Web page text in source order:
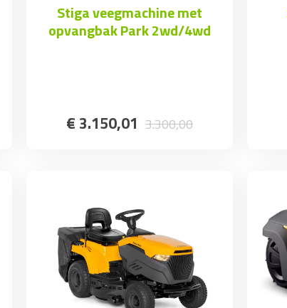
Stiga veegmachine met
opvangbak Park 2wd/4wd
€ 3.150,01 3.300,00